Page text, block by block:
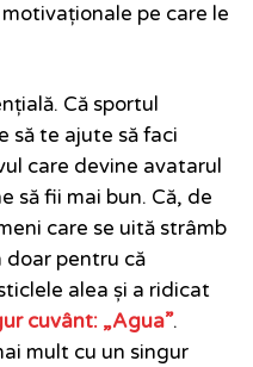
pe care le
Că sportul
să te ajute să faci
care devine avatarul
să fii mai bun. Că, de
care se uită strâmb
doar pentru că
alea și a ridicat
cuvânt: „Agua”.
mult cu un singur